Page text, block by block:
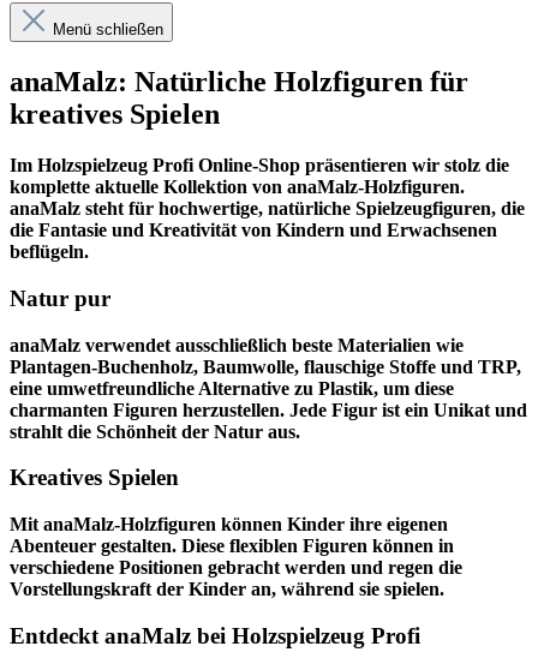
Menü schließen
anaMalz: Natürliche Holzfiguren für
kreatives Spielen
Im Holzspielzeug Profi Online-Shop präsentieren wir stolz die
komplette aktuelle Kollektion von anaMalz-Holzfiguren.
anaMalz steht für hochwertige, natürliche Spielzeugfiguren, die
die Fantasie und Kreativität von Kindern und Erwachsenen
beflügeln.
Natur pur
anaMalz verwendet ausschließlich beste Materialien wie
Plantagen-Buchenholz, Baumwolle, flauschige Stoffe und TRP,
eine umwetfreundliche Alternative zu Plastik, um diese
charmanten Figuren herzustellen. Jede Figur ist ein Unikat und
strahlt die Schönheit der Natur aus.
Kreatives Spielen
Mit anaMalz-Holzfiguren können Kinder ihre eigenen
Abenteuer gestalten. Diese flexiblen Figuren können in
verschiedene Positionen gebracht werden und regen die
Vorstellungskraft der Kinder an, während sie spielen.
Entdeckt anaMalz bei Holzspielzeug Profi